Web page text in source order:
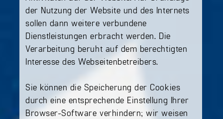
der Nutzung der Website und des Internets
sollen dann weitere verbundene
Dienstleistungen erbracht werden. Die
Verarbeitung beruht auf dem berechtigten
Interesse des Webseitenbetreibers.
Sie können die Speicherung der Cookies
durch eine entsprechende Einstellung Ihrer
Browser-Software verhindern; wir weisen